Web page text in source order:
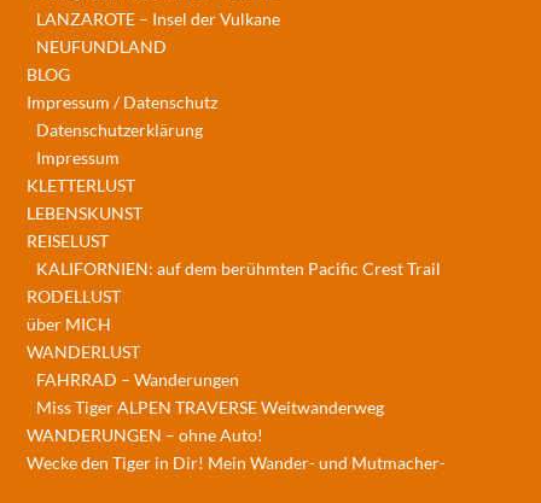
LANZAROTE – Insel der Vulkane
NEUFUNDLAND
BLOG
Impressum / Datenschutz
Datenschutzerklärung
Impressum
KLETTERLUST
LEBENSKUNST
REISELUST
KALIFORNIEN: auf dem berühmten Pacific Crest Trail
RODELLUST
über MICH
WANDERLUST
FAHRRAD – Wanderungen
Miss Tiger ALPEN TRAVERSE Weitwanderweg
WANDERUNGEN – ohne Auto!
Wecke den Tiger in Dir! Mein Wander- und Mutmacher-